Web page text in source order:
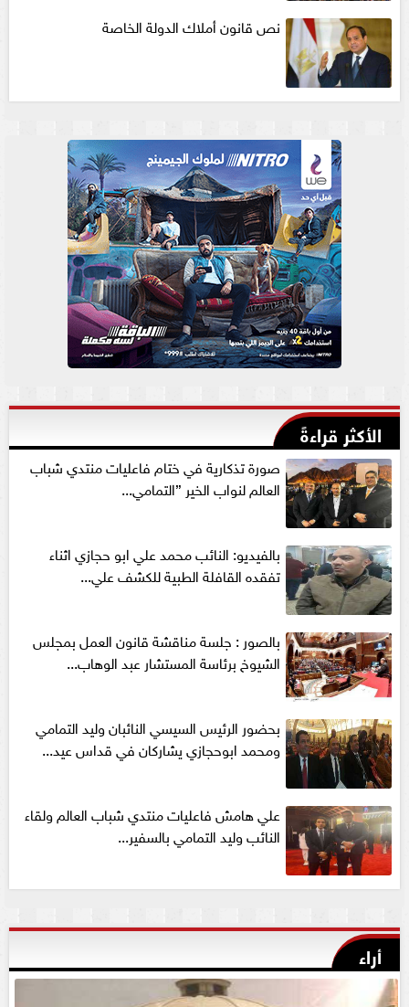
نص قانون أملاك الدولة الخاصة
الأكثر قراءةً
صورة تذكارية في ختام فاعليات منتدي شباب
العالم لنواب الخير ”التمامي...
بالفيديو: النائب محمد علي ابو حجازي اثناء
تفقده القافلة الطبية للكشف علي...
بالصور : جلسة مناقشة قانون العمل بمجلس
الشيوخ برئاسة المستشار عبد الوهاب...
بحضور الرئيس السيسي النائبان وليد التمامي
ومحمد ابوحجازي يشاركان في قداس عيد...
علي هامش فاعليات منتدي شباب العالم ولقاء
النائب وليد التمامي بالسفير...
أراء